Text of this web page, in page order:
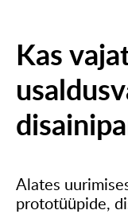
Kas
Alates
prototüüpide,